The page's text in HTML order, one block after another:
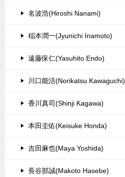
名波浩(Hiroshi Nanami)
稲本潤一(Jyunichi Inamoto)
遠藤保仁(Yasuhito Endo)
川口能活(Norikatsu Kawaguchi)
香川真司(Shinji Kagawa)
本田圭佑(Keisuke Honda)
吉田麻也(Maya Yoshida)
長谷部誠(Makoto Hasebe)